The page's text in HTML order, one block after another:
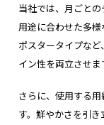
当社では、月ごとの
用途に合わせた多
ポスタータイプな
イン性を両立させま
さらに、使用する
す。鮮やかさを引